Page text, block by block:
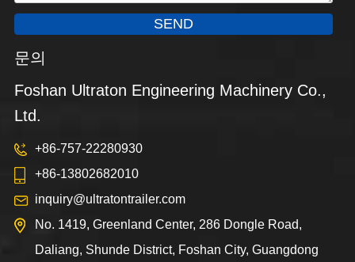
SEND
문의
Foshan Ultraton Engineering Machinery Co.,
Ltd.
+86-757-22280930
+86-13802682010
inquiry@ultratontrailer.com
No. 1419, Greenland Center, 286 Dongle Road,
Daliang, Shunde District, Foshan City, Guangdong